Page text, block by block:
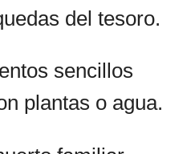
del tesoro.
sencillos
plantas o agua.